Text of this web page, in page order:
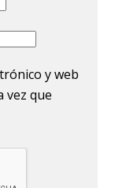
y web
vez que